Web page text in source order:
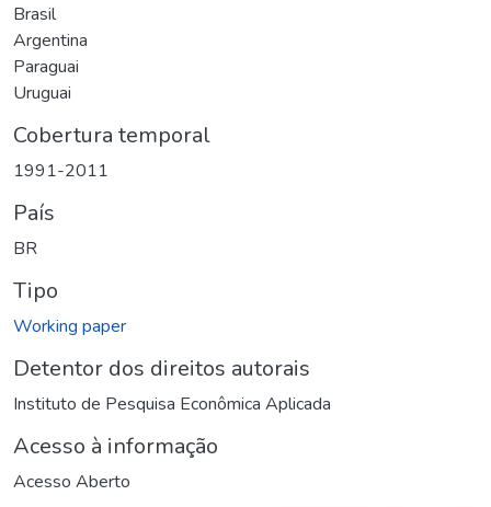
Brasil
Argentina
Paraguai
Uruguai
Cobertura temporal
1991-2011
País
BR
Tipo
Working paper
Detentor dos direitos autorais
Instituto de Pesquisa Econômica Aplicada
Acesso à informação
Acesso Aberto